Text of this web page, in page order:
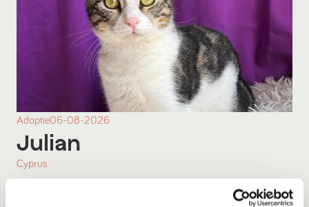
Adoptie06-08-2026
Julian
Cyprus